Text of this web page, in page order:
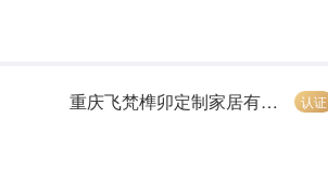
重庆飞梵榫卯定制家居有限公司 认证